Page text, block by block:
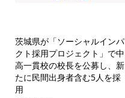
茨城県が「ソーシャルインパ
クト採用プロジェクト」で中
高一貫校の校長を公募し、新
たに民間出身者含む5人を採
用